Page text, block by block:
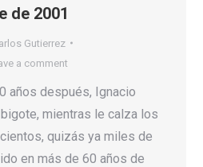
de 2001
Gutierrez
a comment
años después, Ignacio
mientras le calza los
quizás ya miles de
en más de 60 años de